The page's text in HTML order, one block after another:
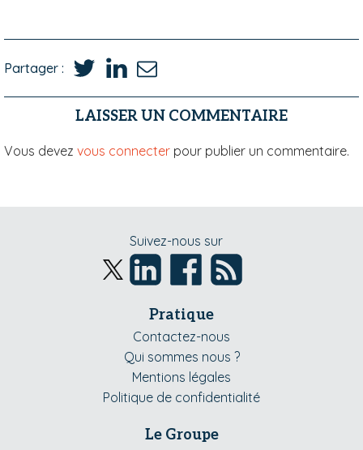
Partager :
LAISSER UN COMMENTAIRE
Vous devez vous connecter pour publier un commentaire.
Suivez-nous sur
Pratique
Contactez-nous
Qui sommes nous ?
Mentions légales
Politique de confidentialité
Le Groupe